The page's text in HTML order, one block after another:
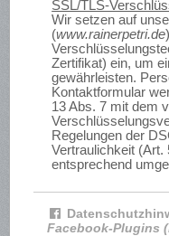
SSL/TLS-
Wir setzen auf
(www.rainerpetri.de
Zertifikat) ein, um
gewährleisten.
Kontaktformular
13 Abs. 7 mit dem
Regelungen der
Vertraulichkeit
entsprechend
Facebook-Plugins